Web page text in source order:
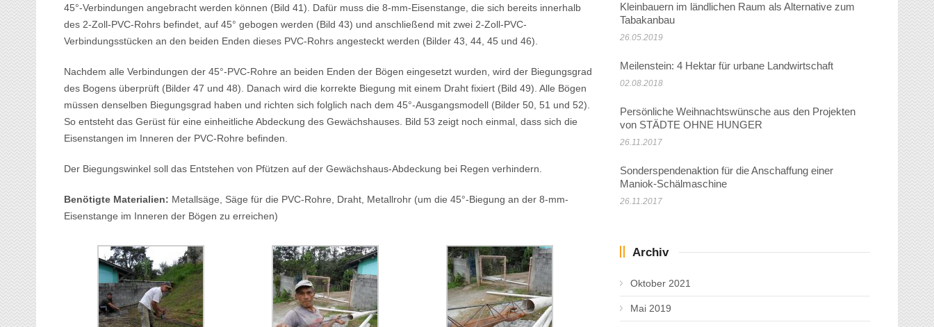
45°-Verbindungen angebracht werden können (Bild 41). Dafür muss die 8-mm-Eisenstange, die sich bereits innerhalb
des 2-Zoll-PVC-Rohrs befindet, auf 45° gebogen werden (Bild 43) und anschließend mit zwei 2-Zoll-PVC-
Verbindungsstücken an den beiden Enden dieses PVC-Rohrs angesteckt werden (Bilder 43, 44, 45 und 46).
Nachdem alle Verbindungen der 45°-PVC-Rohre an beiden Enden der Bögen eingesetzt wurden, wird der Biegungsgrad
des Bogens überprüft (Bilder 47 und 48). Danach wird die korrekte Biegung mit einem Draht fixiert (Bild 49). Alle Bögen
müssen denselben Biegungsgrad haben und richten sich folglich nach dem 45°-Ausgangsmodell (Bilder 50, 51 und 52).
So entsteht das Gerüst für eine einheitliche Abdeckung des Gewächshauses. Bild 53 zeigt noch einmal, dass sich die
Eisenstangen im Inneren der PVC-Rohre befinden.
Der Biegungswinkel soll das Entstehen von Pfützen auf der Gewächshaus-Abdeckung bei Regen verhindern.
Benötigte Materialien: Metallsäge, Säge für die PVC-Rohre, Draht, Metallrohr (um die 45°-Biegung an der 8-mm-
Eisenstange im Inneren der Bögen zu erreichen)
Kleinbauern im ländlichen Raum als Alternative zum
Tabakanbau
26.05.2019
Meilenstein: 4 Hektar für urbane Landwirtschaft
02.08.2018
Persönliche Weihnachtswünsche aus den Projekten
von STÄDTE OHNE HUNGER
26.11.2017
Sonderspendenaktion für die Anschaffung einer
Maniok-Schälmaschine
26.11.2017
Archiv
Oktober 2021
Mai 2019